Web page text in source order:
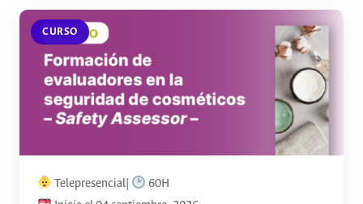
CURSO
Telepresencial|
60H